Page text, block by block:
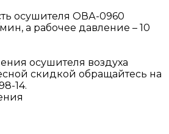
осушителя ОВА-0960
а рабочее давление – 10
осушителя воздуха
скидкой обращайтесь на
14.